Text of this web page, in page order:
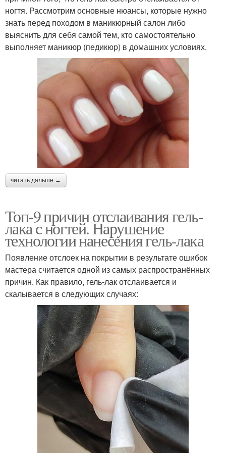
ногтя. Рассмотрим основные нюансы, которые нужно
знать перед походом в маникюрный салон либо
выяснить для себя самой тем, кто самостоятельно
выполняет маникюр (педикюр) в домашних условиях.
читать дальше →
Топ-9 причин отслаивания гель-
лака с ногтей. Нарушение
технологии нанесения гель-лака
Появление отслоек на покрытии в результате ошибок
мастера считается одной из самых распространённых
причин. Как правило, гель-лак отслаивается и
скалывается в следующих случаях: